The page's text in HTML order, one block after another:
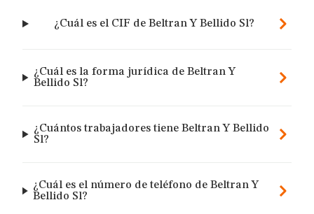
¿Cuál es el CIF de Beltran Y Bellido Sl?
¿Cuál es la forma jurídica de Beltran Y
Bellido Sl?
¿Cuántos trabajadores tiene Beltran Y Bellido
Sl?
¿Cuál es el número de teléfono de Beltran Y
Bellido Sl?